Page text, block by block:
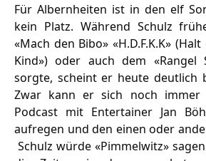
Für Albernheiten ist in den elf
kein Platz. Während Schulz
«Mach den Bibo» «H.D.F.K.K»
Kind») oder auch dem «Rangel
sorgte, scheint er heute deutlich
Zwar kann er sich noch immer
Podcast mit Entertainer Jan
aufregen und den einen oder
Schulz würde «Pimmelwitz»